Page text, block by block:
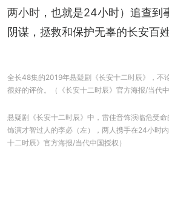
两小时，也就是24小时）追查到
阴谋，拯救和保护无辜的长安百姓
全长48集的2019年悬疑剧《长安十二时辰》，不
很好的评价。（《长安十二时辰》官方海报/当代中
悬疑剧《长安十二时辰》中，雷佳音饰演临危受
饰演才智过人的李必（左），两人携手在24小时
十二时辰》官方海报/当代中国授权）